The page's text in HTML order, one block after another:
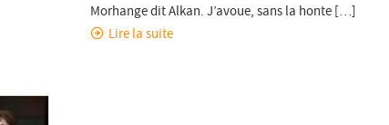
Morhange dit Alkan. J’avoue, sans la honte […]
Lire la suite